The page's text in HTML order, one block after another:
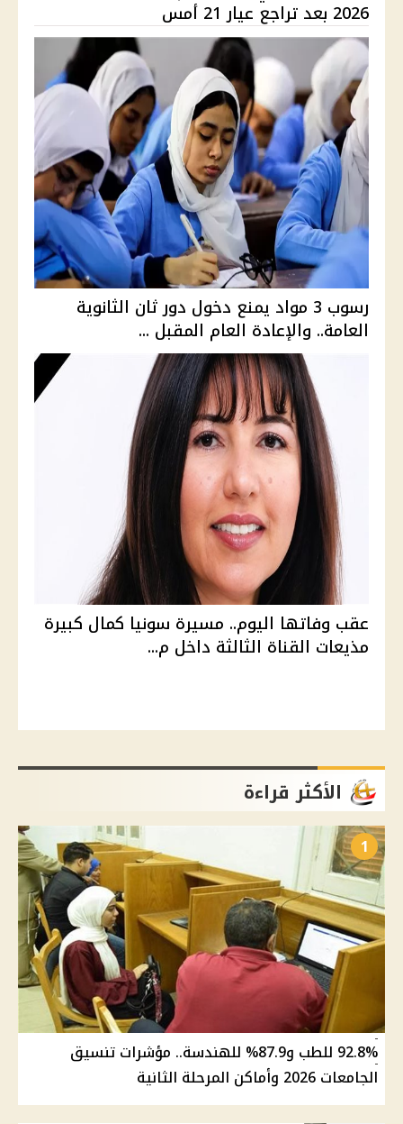
2026 بعد تراجع عيار 21 أمس
رسوب 3 مواد يمنع دخول دور ثان الثانوية
العامة.. والإعادة العام المقبل ...
عقب وفاتها اليوم.. مسيرة سونيا كمال كبيرة
مذيعات القناة الثالثة داخل م...
الأكثر قراءة
1
92.8% للطب و87.9% للهندسة.. مؤشرات تنسيق
الجامعات 2026 وأماكن المرحلة الثانية